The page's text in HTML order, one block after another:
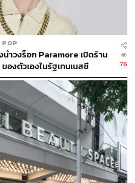
POP
ำวงร็อก Paramore เปิดร้าน
งตัวเองในรัฐเทนเนสซี
76